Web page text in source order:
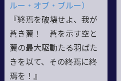
ルー・オブ・ブルー）
『終焉を破壊せよ、我が
蒼き翼！ 蒼を示す空と
翼の最大駆動たる羽ばた
きを以て、その終焉に終
焉を！』